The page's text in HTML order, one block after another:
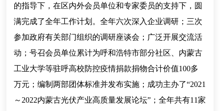
的指导下，在区内外会员单位和专家委员的支持下，圆
满完成了全年工作计划。全年六次深入企业调研；三次
参加政府有关部门组织的调研座谈会；广泛开展交流活
动；号召会员单位累计为呼和浩特市部分社区、内蒙古
工业大学等驻呼高校防控疫情捐款捐物合计价值100多
万元；编制两部团体标准并发布实施；成功主办了“2021
～2022内蒙古光伏产业高质量发展论坛”；全年共有11家